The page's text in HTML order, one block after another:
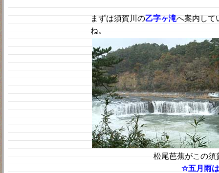
まずは須賀川の乙字ヶ滝へ案内して
ね。
松尾芭蕉がこの須
☆五月雨